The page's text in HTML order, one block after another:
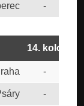
-
14. kolo
-
-